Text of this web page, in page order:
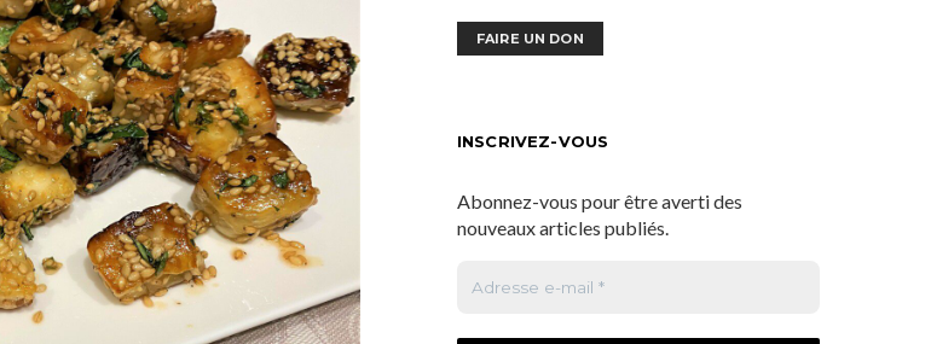
FAIRE UN DON
INSCRIVEZ-VOUS
Abonnez-vous pour être averti des
nouveaux articles publiés.